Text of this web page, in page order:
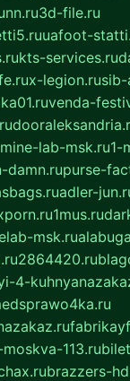
3d-file.ru
uafoot-
kts-services.ru
x-legion.rusib-
venda-
mine-lab-msk.ru1-
damn.rupurse-
adler-
1mus.ru
msk.ru
2864420.ru
4-
113.ru
brazzers-